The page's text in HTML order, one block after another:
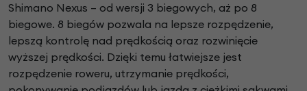
Shimano Nexus – od wersji 3 biegowych, aż po 8
biegowe. 8 biegów pozwala na lepsze rozpędzenie,
lepszą kontrolę nad prędkością oraz rozwinięcie
wyższej prędkości. Dzięki temu łatwiejsze jest
rozpędzenie roweru, utrzymanie prędkości,